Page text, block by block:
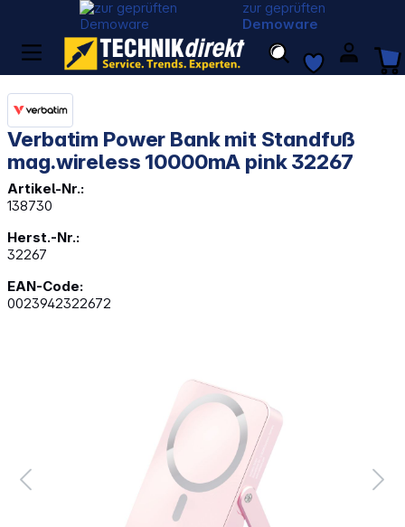
zur geprüften
Demoware
Verbatim Power Bank mit Standfuß
mag.wireless 10000mA pink 32267
Artikel-Nr.:
138730
Herst.-Nr.:
32267
EAN-Code:
0023942322672